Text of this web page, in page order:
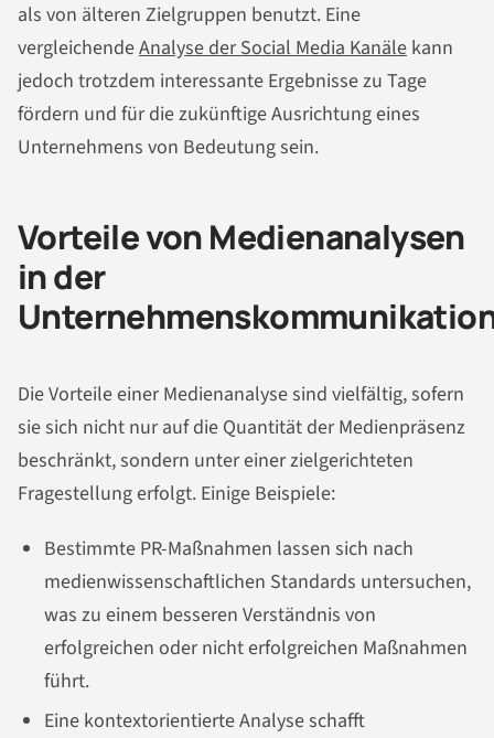
als von älteren Zielgruppen benutzt. Eine
vergleichendeAnalyse der Social Media Kanäle kann
jedoch trotzdem interessante Ergebnisse zu Tage
fördern und für die zukünftige Ausrichtung eines
Unternehmens von Bedeutung sein.
Vorteile von Medienanalysen
in der
Die Vorteile einer Medienanalyse sind vielfältig, sofern
sie sich nicht nur auf die Quantität der Medienpräsenz
beschränkt, sondern unter einer zielgerichteten
Fragestellung erfolgt. Einige Beispiele:
Bestimmte PR-Maßnahmen lassen sich nach
medienwissenschaftlichen Standards untersuchen,
was zu einem besseren Verständnis von
erfolgreichen oder nicht erfolgreichen Maßnahmen
führt.
Eine kontextorientierte Analyse schafft